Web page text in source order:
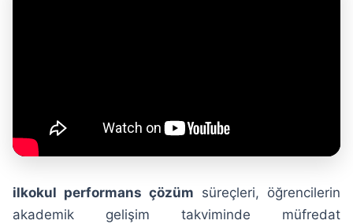
ilkokul performans çözüm süreçleri, öğrencilerin
akademik gelişim takviminde müfredat